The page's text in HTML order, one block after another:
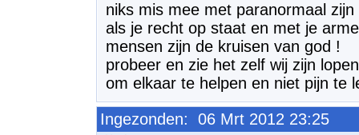
niks mis mee met paranormaal zijn
als je recht op staat en met je
mensen zijn de kruisen van god !
probeer en zie het zelf wij zijn
om elkaar te helpen en niet pijn te
Ingezonden: 06 Mrt 2012 23:25